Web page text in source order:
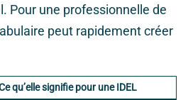
Pour une professionnelle de
peut rapidement créer
qu’elle signifie pour une IDEL